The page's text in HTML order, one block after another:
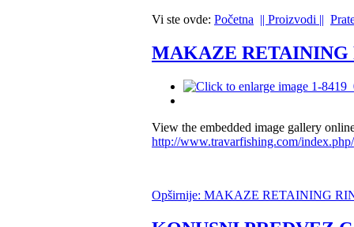
Vi ste ovde: Početna || Proizvodi ||
MAKAZE RETAINING
View the embedded image gallery
http://www.travarfishing.com/
Opširnije: MAKAZE RETAINING